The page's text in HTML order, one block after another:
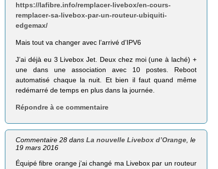
https://lafibre.info/remplacer-livebox/en-cours-
remplacer-sa-livebox-par-un-routeur-ubiquiti-
edgemax/
Mais tout va changer avec l’arrivé d’IPV6
J’ai déjà eu 3 Livebox Jet. Deux chez moi (une à laché) +
une dans une association avec 10 postes. Reboot
automatisé chaque la nuit. Et bien il faut quand même
redémarré de temps en plus dans la journée.
Répondre à ce commentaire
Commentaire 28 dansLa nouvelle Livebox d’Orange, le
19 mars 2016
Équipé fibre orange j’ai changé ma Livebox par un routeur